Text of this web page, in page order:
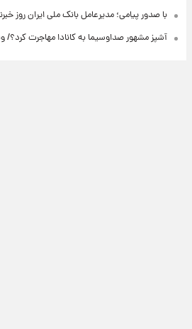
با صدور پیامی؛ مدیرعامل بانک ملی ایران روز
آشپز مشهور صداوسیما به کانادا مهاجرت کرد؟/